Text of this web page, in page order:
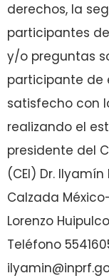
derechos, la
participantes
y/o preguntas
participante de
satisfecho con
realizando el
presidente del
(CEI) Dr.
Calzada
Lorenzo
Teléfono